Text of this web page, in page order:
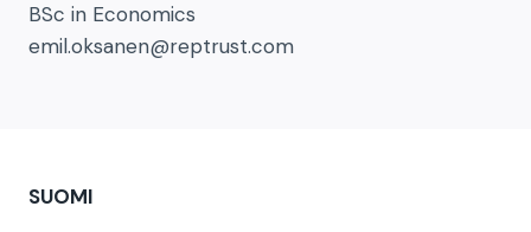
BSc in Economics
emil.oksanen@reptrust.com
SUOMI